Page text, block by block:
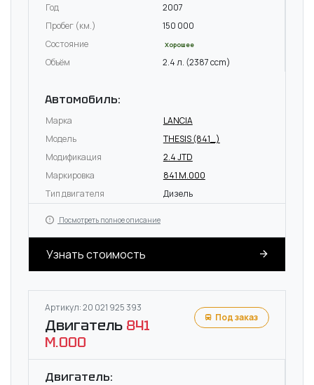
Год
2007
Пробег (км.)
150 000
Состояние
Хорошее
Объём 2.4 л. (2387 ccm)
Автомобиль:
Марка
LANCIA
Модель
THESIS (841_)
Модификация
2.4 JTD
Маркировка
841 M.000
Тип двигателя
Дизель
Посмотреть полное описание
Узнать стоимость
Артикул: 20 021 925 393
Двигатель 841
M.000
Под заказ
Двигатель: